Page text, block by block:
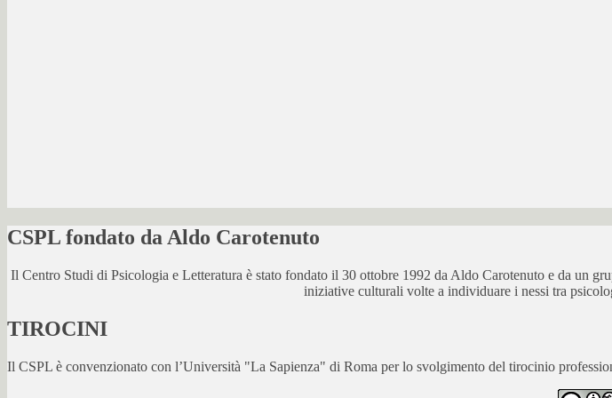
CSPL fondato da Aldo Carotenuto
Il Centro Studi di Psicologia e Letteratura è stato fondato il 30 ottobre 1992 da Aldo Carotenuto e da un
iniziative culturali volte a individuare i nessi tra
TIROCINI
Il CSPL è convenzionato con l’Università "La Sapienza" di Roma per lo svolgimento del tirocinio